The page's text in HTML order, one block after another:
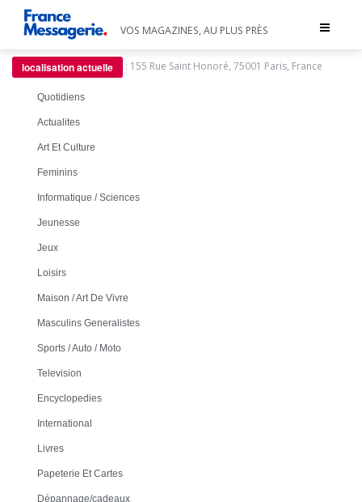
Toggle
VOS MAGAZINES, AU PLUS PRÈS
localisation actuelle : 155 Rue Saint Honoré, 75001 Paris, France
Quotidiens
Actualites
Art Et Culture
Feminins
Informatique / Sciences
Jeunesse
Jeux
Loisirs
Maison / Art De Vivre
Masculins Generalistes
Sports / Auto / Moto
Television
Encyclopedies
International
Livres
Papeterie Et Cartes
Dépannage/cadeaux